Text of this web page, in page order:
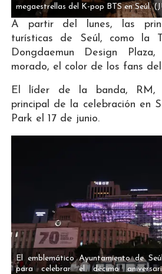
megaestrellas del K-pop BTS en Seúl.
A partir del lunes, las
turísticas de Seúl, como la
Dongdaemun Design
morado, el color de los fans
El líder de la banda, RM,
principal de la celebración en
Park el 17 de junio.
El emblemático Ayuntamiento de
para celebrar el décimo